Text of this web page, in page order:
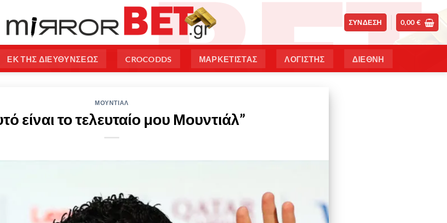
ΣΎΝΔΕΣΗ 0,00 €
ΕΚ ΤΗΣ ΔΙΕΥΘΥΝΣΕΩΣ CROCODDS ΜΑΡΚΕΤΙΣΤΑΣ ΛΟΓΙΣΤΗΣ ΔΙΕΘΝΗ
ΜΟΥΝΤΙΑΛ
είναι το τελευταίο μου Μουντιάλ”